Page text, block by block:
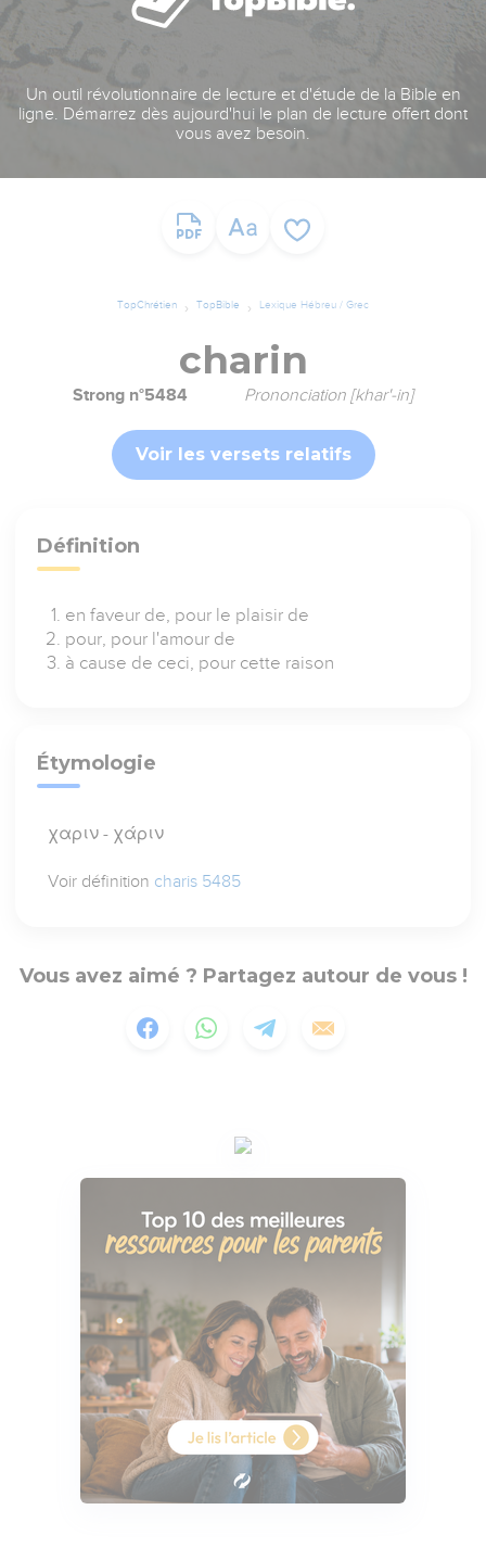
Un outil révolutionnaire de lecture et d'étude de la Bible en
ligne. Démarrez dès aujourd'hui le plan de lecture offert dont
vous avez besoin.
TopChrétien TopBible Lexique Hébreu / Grec
charin
Strong n°5484 Prononciation [khar'-in]
Voir les versets relatifs
Définition
en faveur de, pour le plaisir de
pour, pour l'amour de
à cause de ceci, pour cette raison
Étymologie
χαριν - χάριν
Voir définition charis 5485
Vous avez aimé ? Partagez autour de vous !